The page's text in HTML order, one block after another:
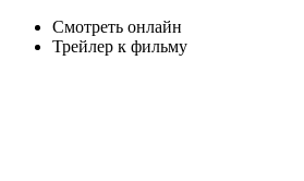
Смотреть онлайн
Трейлер к фильму